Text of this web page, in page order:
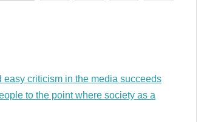
easy criticism in the media succeeds
to the point where society as a